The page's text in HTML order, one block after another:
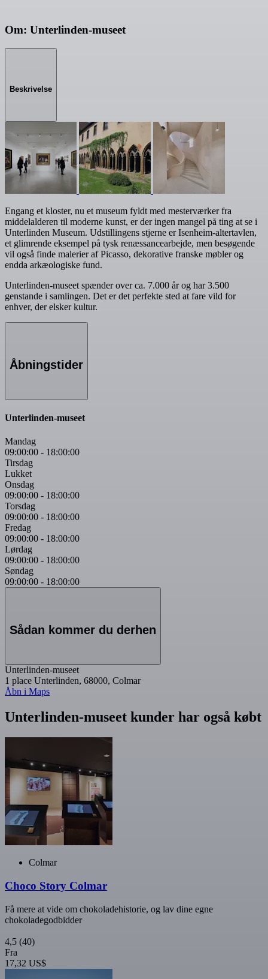
Om: Unterlinden-museet
Beskrivelse
Engang et kloster, nu et museum fyldt med mesterværker fra
middelalderen til moderne kunst, er der ingen mangel på ting at se i
Unterlinden Museum. Udstillingens stjerne er Isenheim-altertavlen,
et glimrende eksempel på tysk renæssancearbejde, men besøgende
vil også finde malerier af Picasso, dekorative franske møbler og
endda arkæologiske fund.
Unterlinden-museet spænder over ca. 7.000 år og har 3.500
genstande i samlingen. Det er det perfekte sted at fare vild for
enhver, der elsker kultur.
Åbningstider
Unterlinden-museet
Mandag
09:00:00 - 18:00:00
Tirsdag
Lukket
Onsdag
09:00:00 - 18:00:00
Torsdag
09:00:00 - 18:00:00
Fredag
09:00:00 - 18:00:00
Lørdag
09:00:00 - 18:00:00
Søndag
09:00:00 - 18:00:00
Sådan kommer du derhen
Unterlinden-museet
1 place Unterlinden, 68000, Colmar
Åbn i Maps
Unterlinden-museet kunder har også købt
Colmar
Choco Story Colmar
Få mere at vide om chokoladehistorie, og lav dine egne
chokoladegodbidder
4,5 (40)
Fra
17,32 US$